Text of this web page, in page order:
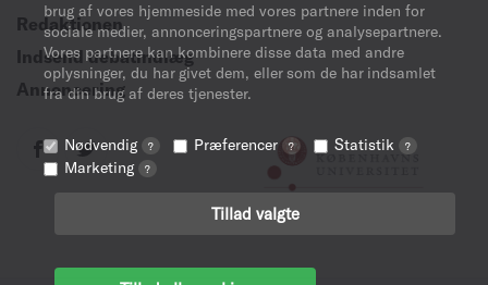
brug af vores hjemmeside med vores partnere inden for
sociale medier, annonceringspartnere og analysepartnere.
Vores partnere kan kombinere disse data med andre
oplysninger, du har givet dem, eller som de har indsamlet
fra din brug af deres tjenester.
Nødvendig ? Præferencer ? Statistik ?
Marketing ?
Tillad valgte
Redaktionen
Indsend debatindlæg
Annoncering